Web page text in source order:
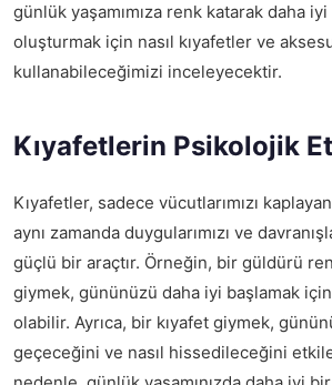
günlük yaşamımıza renk katarak daha iyi
oluşturmak için nasıl kıyafetler ve
kullanabileceğimizi inceleyecektir.
Kıyafetlerin Psikolojik
Kıyafetler, sadece vücutlarımızı
aynı zamanda duygularımızı ve
güçlü bir araçtır. Örneğin, bir güldürü
giymek, gününüzü daha iyi başlamak için
olabilir. Ayrıca, bir kıyafet giymek,
geçeceğini ve nasıl hissedileceğini